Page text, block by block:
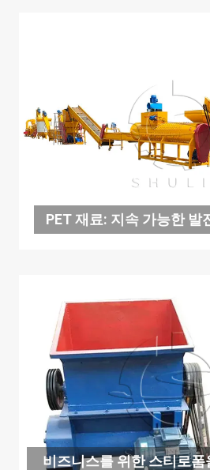
PET 재료: 지속 가능한 발
비즈니스를 위한 스티로